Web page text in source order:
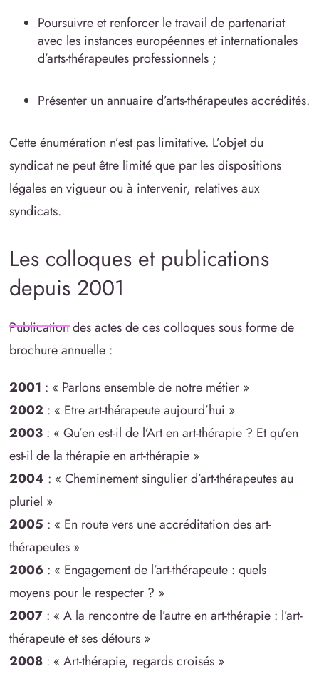
Poursuivre et renforcer le travail de partenariat
avec les instances européennes et internationales
d’arts-thérapeutes professionnels ;
Présenter un annuaire d’arts-thérapeutes accrédités.
Cette énumération n’est pas limitative. L’objet du
syndicat ne peut être limité que par les dispositions
légales en vigueur ou à intervenir, relatives aux
syndicats.
Les colloques et publications
depuis 2001
Publication des actes de ces colloques sous forme de
brochure annuelle :
2001 : « Parlons ensemble de notre métier »
2002 : « Etre art-thérapeute aujourd’hui »
2003: « Qu’en est-il de l’Art en art-thérapie ? Et qu’en
est-il de la thérapie en art-thérapie »
2004 : « Cheminement singulier d’art-thérapeutes au
pluriel »
2005 : « En route vers une accréditation des art-
thérapeutes »
2006 : « Engagement de l’art-thérapeute : quels
moyens pour le respecter ? »
2007: « A la rencontre de l’autre en art-thérapie : l’art-
thérapeute et ses détours »
2008: « Art-thérapie, regards croisés »